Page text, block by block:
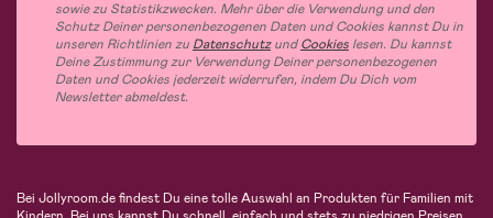
sowie zu Statistikzwecken. Mehr über die Verwendung und den
Schutz Deiner personenbezogenen Daten und Cookies kannst Du in
unseren Richtlinien zu DatenschutzundCookies lesen. Du kannst
Deine Zustimmung zur Verwendung Deiner personenbezogenen
Daten und Cookies jederzeit widerrufen, indem Du Dich vom
Newsletter abmeldest.
Bei Jollyroom.de findest Du eine tolle Auswahl an Produkten für Familien mit